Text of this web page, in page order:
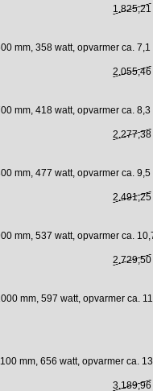
1.825,21
mm, 358 watt, opvarmer ca. 7,1
2.055,46
mm, 418 watt, opvarmer ca. 8,3
2.277,38
mm, 477 watt, opvarmer ca. 9,5
2.491,25
mm, 537 watt, opvarmer ca.
2.729,50
mm, 597 watt, opvarmer ca.
mm, 656 watt, opvarmer ca.
3.189,96